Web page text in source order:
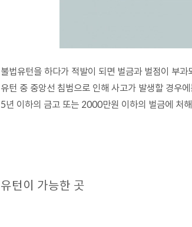
불법유턴을 하다가 적발이 되면 벌금과 벌점이 부
유턴 중 중앙선 침범으로 인해 사고가 발생할 경우
5년 이하의 금고 또는 2000만원 이하의 벌금에 처
유턴이 가능한 곳